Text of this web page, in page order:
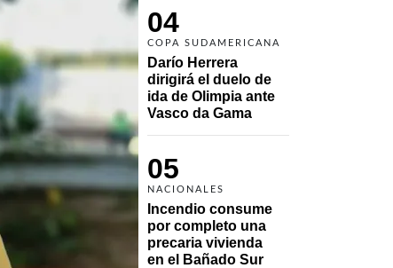
04
COPA SUDAMERICANA
Darío Herrera
dirigirá el duelo de
ida de Olimpia ante
Vasco da Gama
05
NACIONALES
Incendio consume
por completo una
precaria vivienda
en el Bañado Sur